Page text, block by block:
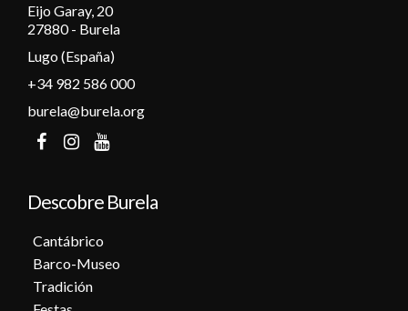
14
15
17
20
Eijo Garay, 20
27880 - Burela
Lugo (España)
+34 982 586 000
burela@burela.org
Descobre Burela
Cantábrico
Barco-Museo
Tradición